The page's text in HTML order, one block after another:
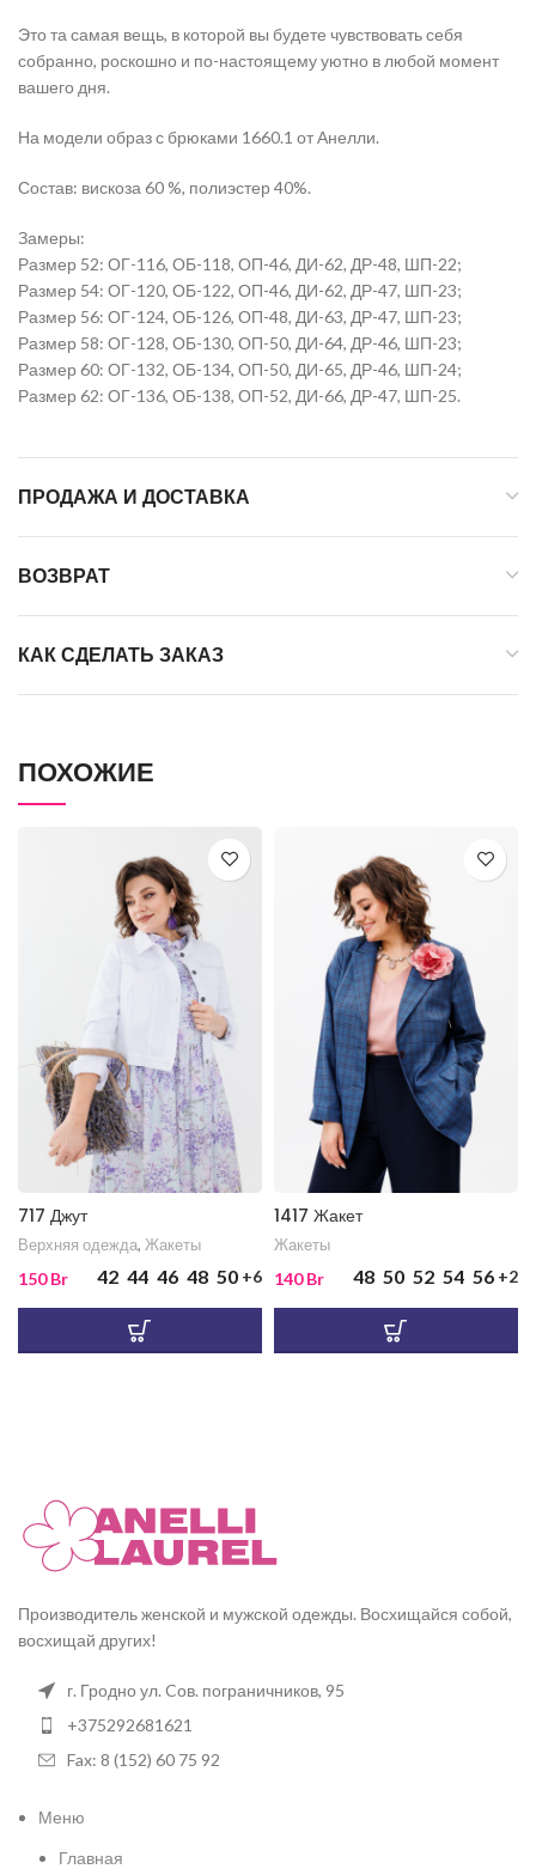
Это та самая вещь, в которой вы будете чувствовать себя
собранно, роскошно и по-настоящему уютно в любой момент
вашего дня.
На модели образ с брюками 1660.1 от Анелли.
Состав: вискоза 60 %, полиэстер 40%.
Замеры:
Размер 52: ОГ-116, ОБ-118, ОП-46, ДИ-62, ДР-48, ШП-22;
Размер 54: ОГ-120, ОБ-122, ОП-46, ДИ-62, ДР-47, ШП-23;
Размер 56: ОГ-124, ОБ-126, ОП-48, ДИ-63, ДР-47, ШП-23;
Размер 58: ОГ-128, ОБ-130, ОП-50, ДИ-64, ДР-46, ШП-23;
Размер 60: ОГ-132, ОБ-134, ОП-50, ДИ-65, ДР-46, ШП-24;
Размер 62: ОГ-136, ОБ-138, ОП-52, ДИ-66, ДР-47, ШП-25.
ПРОДАЖА И ДОСТАВКА
ВОЗВРАТ
КАК СДЕЛАТЬ ЗАКАЗ
ПОХОЖИЕ
717 Джут
Верхняя одежда, Жакеты
150Br 42 44 46 48 50 +6
1417 Жакет
Жакеты
140Br 48 50 52 54 56 +2
Производитель женской и мужской одежды. Восхищайся собой,
восхищай других!
г. Гродно ул. Cов. пограничников, 95
+375292681621
Fax: 8 (152) 60 75 92
Меню
Главная